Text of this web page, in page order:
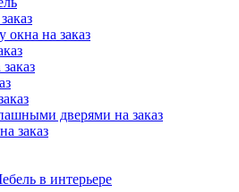
окна на заказ
дверями на заказ
заказ
в интерьере